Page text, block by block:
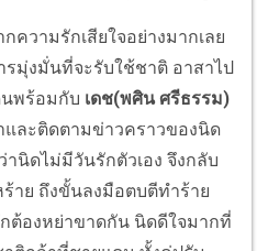
วามรักเสียใจอย่างมากเลย
รมุ่งมั่นที่จะรับใช้ชาติ อาสาไป
นพร้อมกับ เดช(พศิน ศรีธรรม)
ละติดตามข่าวคราวของนิด
านิดไม่มีวันรักตัวเอง จึงกลับ
าย ถึงขั้นลงมือตบตีทำร้าย
ต้องหย่าขาดกัน นิดดีใจมากที่